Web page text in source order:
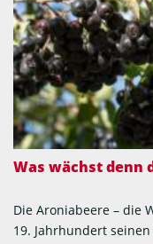
Was wächst denn
Die Aroniabeere – die
19. Jahrhundert